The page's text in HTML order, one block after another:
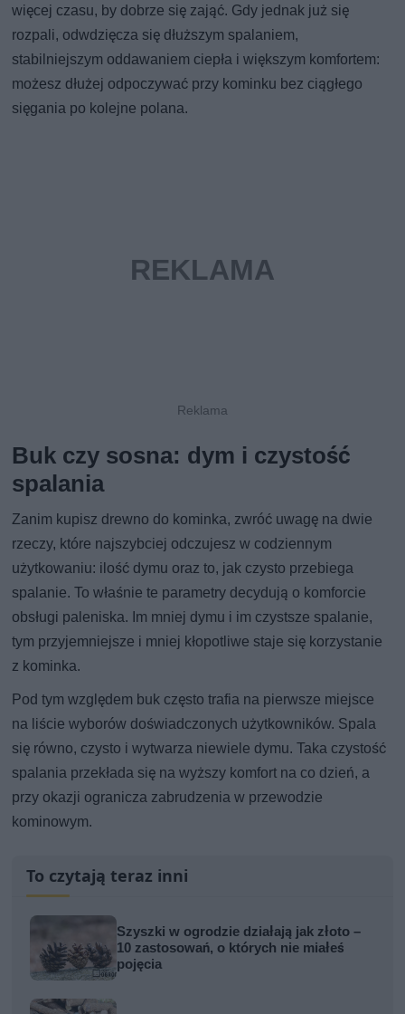
więcej czasu, by dobrze się zająć. Gdy jednak już się
rozpali, odwdzięcza się dłuższym spalaniem,
stabilniejszym oddawaniem ciepła i większym komfortem:
możesz dłużej odpoczywać przy kominku bez ciągłego
sięgania po kolejne polana.
Buk czy sosna: dym i czystość
spalania
Zanim kupisz drewno do kominka, zwróć uwagę na dwie
rzeczy, które najszybciej odczujesz w codziennym
użytkowaniu: ilość dymu oraz to, jak czysto przebiega
spalanie. To właśnie te parametry decydują o komforcie
obsługi paleniska. Im mniej dymu i im czystsze spalanie,
tym przyjemniejsze i mniej kłopotliwe staje się korzystanie
z kominka.
Pod tym względem buk często trafia na pierwsze miejsce
na liście wyborów doświadczonych użytkowników. Spala
się równo, czysto i wytwarza niewiele dymu. Taka czystość
spalania przekłada się na wyższy komfort na co dzień, a
przy okazji ogranicza zabrudzenia w przewodzie
kominowym.
To czytają teraz inni
Szyszki w ogrodzie działają jak złoto –
10 zastosowań, o których nie miałeś
pojęcia